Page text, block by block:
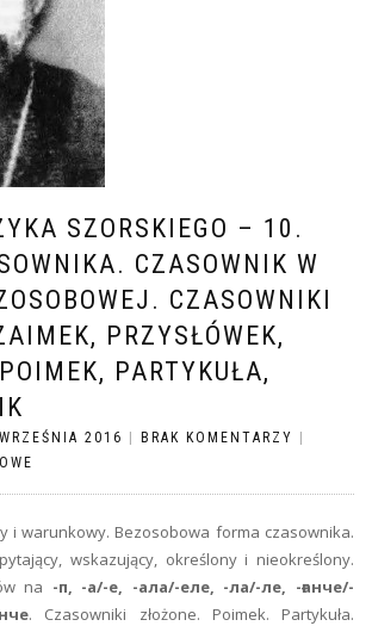
SZORSKIEGO – 10.
CZASOWNIK W
CZASOWNIKI
PRZYSŁÓWEK,
PARTYKUŁA,
2016 BRAK KOMENTARZY
i warunkowy. Bezosobowa forma czasownika.
wskazujący, określony i nieokreślony.
na -п, -а/-е, -ала/-еле, -ла/-ле, -ғанче/-
. Czasowniki złożone. Poimek. Partykuła.